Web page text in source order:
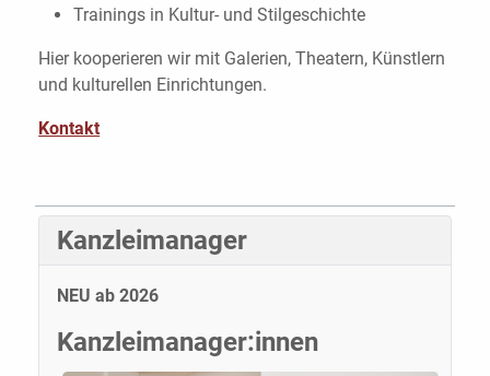
Trainings in Kultur- und Stilgeschichte
Hier kooperieren wir mit Galerien, Theatern, Künstlern
und kulturellen Einrichtungen.
Kontakt
Kanzleimanager
NEU ab 2026
Kanzleimanager:innen